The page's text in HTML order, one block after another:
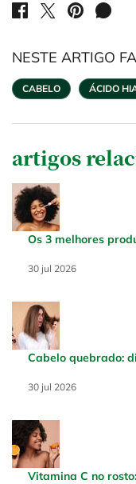
SHARE ON FACEBOOK
SHARE ON TWITTER
SHARE ON
SHARE
NESTE ARTIGO
CABELO ÁCIDO
artigos
Os 3 melhores
Creation Date:
30 jul 2026
Update Date:
Cabelo quebrado:
Creation Date:
30 jul 2026
Update Date:
Vitamina C no